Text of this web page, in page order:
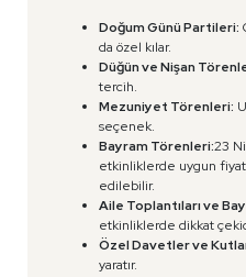
Doğum Günü Partileri:
da özel kılar.
Düğün ve Nişan
tercih.
Mezuniyet Törenleri:
seçenek.
Bayram Törenleri:23
etkinliklerde uygun fiyat
edilebilir.
Aile Toplantıları ve
etkinliklerde dikkat
Özel Davetler ve
yaratır.